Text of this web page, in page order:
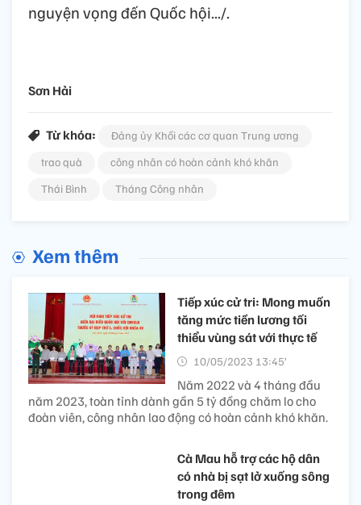
nguyện vọng đến Quốc hội.../.
Sơn Hải
Từ khóa:
Đảng ủy Khối các cơ quan Trung ương
trao quà
công nhân có hoàn cảnh khó khăn
Thái Bình
Tháng Công nhân
Xem thêm
Tiếp xúc cử tri: Mong muốn
tăng mức tiền lương tối
thiểu vùng sát với thực tế
10/05/2023 13:45’
Năm 2022 và 4 tháng đầu
năm 2023, toàn tỉnh dành gần 5 tỷ đồng chăm lo cho
đoàn viên, công nhân lao động có hoàn cảnh khó khăn.
Cà Mau hỗ trợ các hộ dân
có nhà bị sạt lở xuống sông
trong đêm